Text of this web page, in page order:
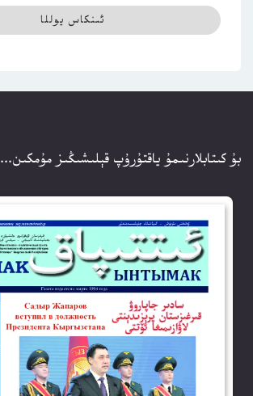
بۇ كىتابلارنىمۇ ياقتۇرۇپ قېلىشىڭىز مۇمكىن...